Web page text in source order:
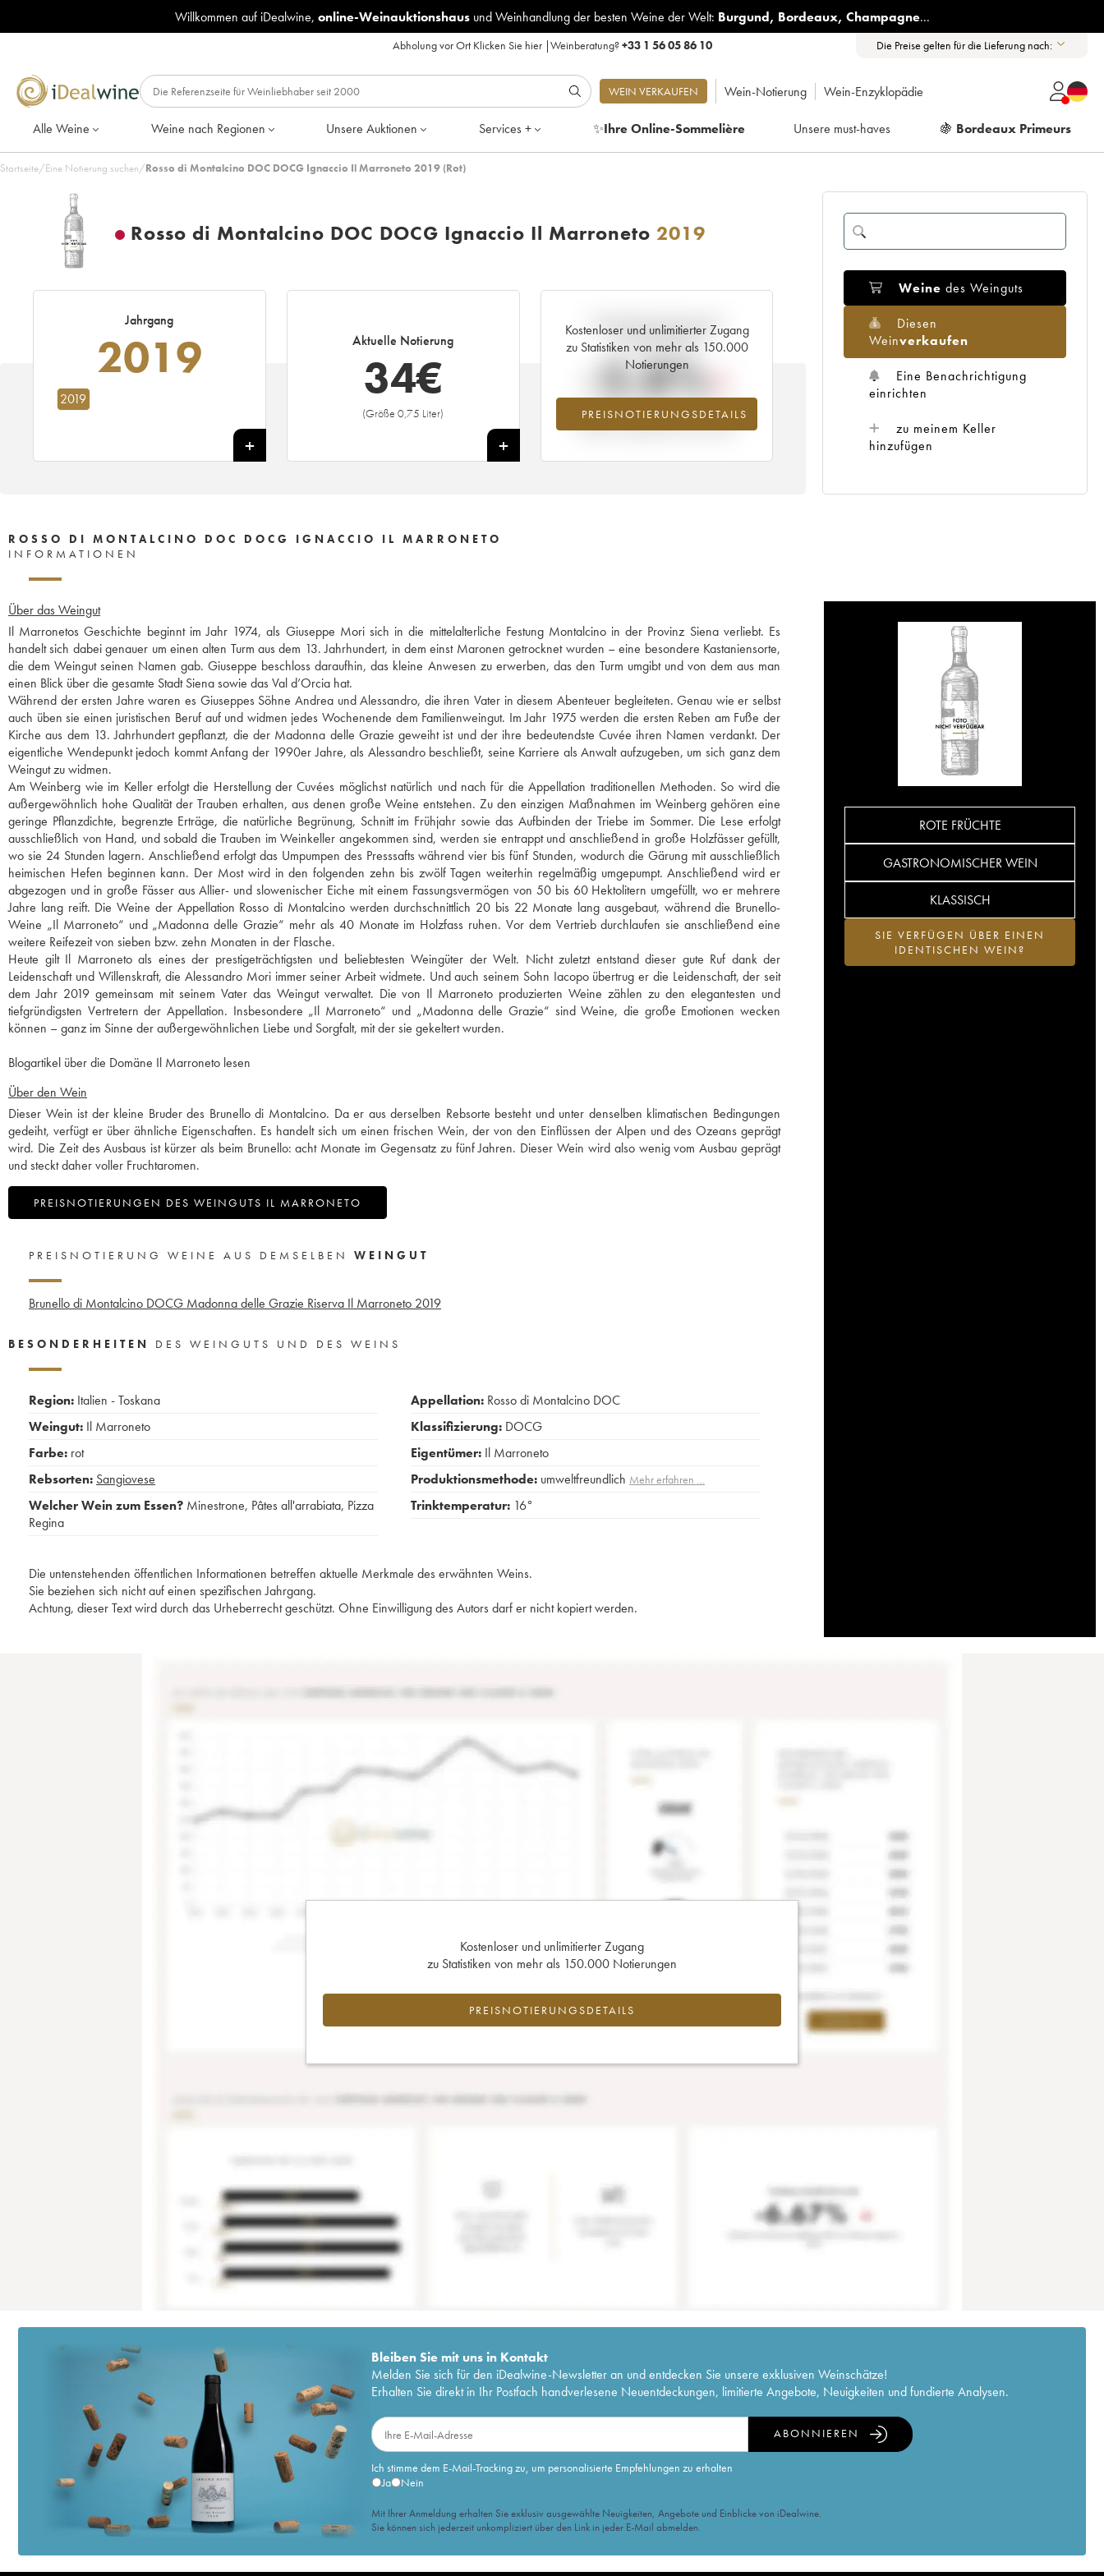
Willkommen auf iDealwine, online-Weinauktionshausund Weinhandlung der besten Weine der Welt: Burgund, Bordeaux, Champagne...
Abholung vor Ort Klicken Sie hier|Weinberatung?+33 1 56 05 86 10 Die Preise gelten für die Lieferung nach:
WEIN VERKAUFEN Wein-Notierung Wein-Enzyklopädie
Alle Weine Weine nach Regionen Unsere Auktionen Services + ✨Ihre Online-Sommelière Unsere must-haves 🍇 Bordeaux Primeurs
Startseite/Eine Notierung suchen/Rosso di Montalcino DOC DOCG Ignaccio Il Marroneto 2019 (Rot)
Rosso di Montalcino DOC DOCG Ignaccio Il Marroneto 2019
Jahrgang
2019
2019
Aktuelle Notierung
34€
(Größe 0,75 Liter)
+
Kostenloser und unlimitierter Zugang
zu Statistiken von mehr als 150.000
Notierungen
PREISNOTIERUNGSDETAILS
Aktuelle Entwicklung der
Preisnotierung
-2.8%
Preisabfall des Jahrgangs 2019 im Jahr
2026 im Vergleich zum Jahr 2025
Weine des Weinguts
Diesen
Weinverkaufen
Eine Benachrichtigung
einrichten
zu meinem Keller
hinzufügen
ROSSO DI MONTALCINO DOC DOCG IGNACCIO IL MARRONETO
INFORMATIONEN
Über das Weingut
Il Marronetos Geschichte beginnt im Jahr 1974, als Giuseppe Mori sich in die mittelalterliche Festung Montalcino in der Provinz Siena verliebt. Es
handelt sich dabei genauer um einen alten Turm aus dem 13. Jahrhundert, in dem einst Maronen getrocknet wurden – eine besondere Kastaniensorte,
die dem Weingut seinen Namen gab. Giuseppe beschloss daraufhin, das kleine Anwesen zu erwerben, das den Turm umgibt und von dem aus man
einen Blick über die gesamte Stadt Siena sowie das Val d’Orcia hat.
Während der ersten Jahre waren es Giuseppes Söhne Andrea und Alessandro, die ihren Vater in diesem Abenteuer begleiteten. Genau wie er selbst
auch üben sie einen juristischen Beruf auf und widmen jedes Wochenende dem Familienweingut. Im Jahr 1975 werden die ersten Reben am Fuße der
Kirche aus dem 13. Jahrhundert gepflanzt, die der Madonna delle Grazie geweiht ist und der ihre bedeutendste Cuvée ihren Namen verdankt. Der
eigentliche Wendepunkt jedoch kommt Anfang der 1990er Jahre, als Alessandro beschließt, seine Karriere als Anwalt aufzugeben, um sich ganz dem
Weingut zu widmen.
Am Weinberg wie im Keller erfolgt die Herstellung der Cuvées möglichst natürlich und nach für die Appellation traditionellen Methoden. So wird die
außergewöhnlich hohe Qualität der Trauben erhalten, aus denen große Weine entstehen. Zu den einzigen Maßnahmen im Weinberg gehören eine
geringe Pflanzdichte, begrenzte Erträge, die natürliche Begrünung, Schnitt im Frühjahr sowie das Aufbinden der Triebe im Sommer. Die Lese erfolgt
ausschließlich von Hand, und sobald die Trauben im Weinkeller angekommen sind, werden sie entrappt und anschließend in große Holzfässer gefüllt,
wo sie 24 Stunden lagern. Anschließend erfolgt das Umpumpen des Presssafts während vier bis fünf Stunden, wodurch die Gärung mit ausschließlich
heimischen Hefen beginnen kann. Der Most wird in den folgenden zehn bis zwölf Tagen weiterhin regelmäßig umgepumpt. Anschließend wird er
abgezogen und in große Fässer aus Allier- und slowenischer Eiche mit einem Fassungsvermögen von 50 bis 60 Hektolitern umgefüllt, wo er mehrere
Jahre lang reift. Die Weine der Appellation Rosso di Montalcino werden durchschnittlich 20 bis 22 Monate lang ausgebaut, während die Brunello-
Weine „Il Marroneto“ und „Madonna delle Grazie“ mehr als 40 Monate im Holzfass ruhen. Vor dem Vertrieb durchlaufen sie anschließend eine
weitere Reifezeit von sieben bzw. zehn Monaten in der Flasche.
Heute gilt Il Marroneto als eines der prestigeträchtigsten und beliebtesten Weingüter der Welt. Nicht zuletzt entstand dieser gute Ruf dank der
Leidenschaft und Willenskraft, die Alessandro Mori immer seiner Arbeit widmete. Und auch seinem Sohn Iacopo übertrug er die Leidenschaft, der seit
dem Jahr 2019 gemeinsam mit seinem Vater das Weingut verwaltet. Die von Il Marroneto produzierten Weine zählen zu den elegantesten und
tiefgründigsten Vertretern der Appellation. Insbesondere „Il Marroneto“ und „Madonna delle Grazie“ sind Weine, die große Emotionen wecken
können – ganz im Sinne der außergewöhnlichen Liebe und Sorgfalt, mit der sie gekeltert wurden.
Blogartikel über die Domäne Il Marroneto lesen
Über den Wein
Dieser Wein ist der kleine Bruder des Brunello di Montalcino. Da er aus derselben Rebsorte besteht und unter denselben klimatischen Bedingungen
gedeiht, verfügt er über ähnliche Eigenschaften. Es handelt sich um einen frischen Wein, der von den Einflüssen der Alpen und des Ozeans geprägt
wird. Die Zeit des Ausbaus ist kürzer als beim Brunello: acht Monate im Gegensatz zu fünf Jahren. Dieser Wein wird also wenig vom Ausbau geprägt
und steckt daher voller Fruchtaromen.
PREISNOTIERUNGEN DES WEINGUTS IL MARRONETO
ROTE FRÜCHTE
GASTRONOMISCHER WEIN
KLASSISCH
SIE VERFÜGEN ÜBER EINEN
IDENTISCHEN WEIN?
PREISNOTIERUNG WEINE AUS DEMSELBEN WEINGUT
Brunello di Montalcino DOCG Madonna delle Grazie Riserva Il Marroneto 2019
BESONDERHEITEN DES WEINGUTS UND DES WEINS
Region: Italien - Toskana
Weingut: Il Marroneto
Farbe: rot
Rebsorten: Sangiovese
Welcher Wein zum Essen? Minestrone, Pâtes all'arrabiata, Pizza
Regina
Appellation: Rosso di Montalcino DOC
Klassifizierung: DOCG
Eigentümer: Il Marroneto
Produktionsmethode: umweltfreundlich Mehr erfahren …
Trinktemperatur: 16°
Die untenstehenden öffentlichen Informationen betreffen aktuelle Merkmale des erwähnten Weins.
Sie beziehen sich nicht auf einen spezifischen Jahrgang.
Achtung, dieser Text wird durch das Urheberrecht geschützt. Ohne Einwilligung des Autors darf er nicht kopiert werden.
Kostenloser und unlimitierter Zugang
zu Statistiken von mehr als 150.000 Notierungen
PREISNOTIERUNGSDETAILS
Bleiben Sie mit uns in Kontakt
Melden Sie sich für den iDealwine-Newsletter an und entdecken Sie unsere exklusiven Weinschätze!
Erhalten Sie direkt in Ihr Postfach handverlesene Neuentdeckungen, limitierte Angebote, Neuigkeiten und fundierte Analysen.
Ich stimme dem E-Mail-Tracking zu, um personalisierte Empfehlungen zu erhalten
Ja
Nein
ABONNIEREN
Mit Ihrer Anmeldung erhalten Sie exklusiv ausgewählte Neuigkeiten, Angebote und Einblicke von iDealwine.
Sie können sich jederzeit unkompliziert über den Link in jeder E-Mail abmelden.